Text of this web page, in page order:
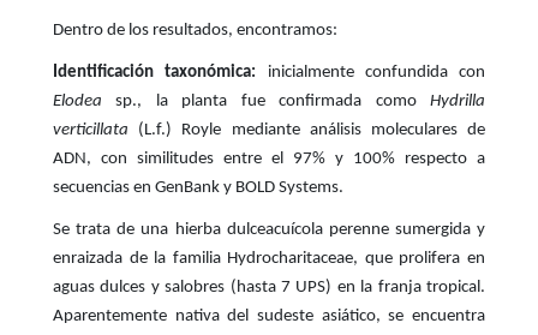
Dentro de los resultados, encontramos:
Identificación taxonómica: inicialmente confundida con
Elodea sp., la planta fue confirmada como Hydrilla
verticillata (L.f.) Royle mediante análisis moleculares de
ADN, con similitudes entre el 97% y 100% respecto a
secuencias en GenBank y BOLD Systems.
Se trata de una hierba dulceacuícola perenne sumergida y
enraizada de la familia Hydrocharitaceae, que prolifera en
aguas dulces y salobres (hasta 7 UPS) en la franja tropical.
Aparentemente nativa del sudeste asiático, se encuentra